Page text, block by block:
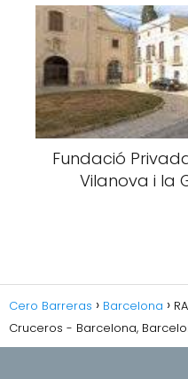
Fundació
Vilanova i la
Cero Barreras Barcelona
Cruceros - Barcelona,